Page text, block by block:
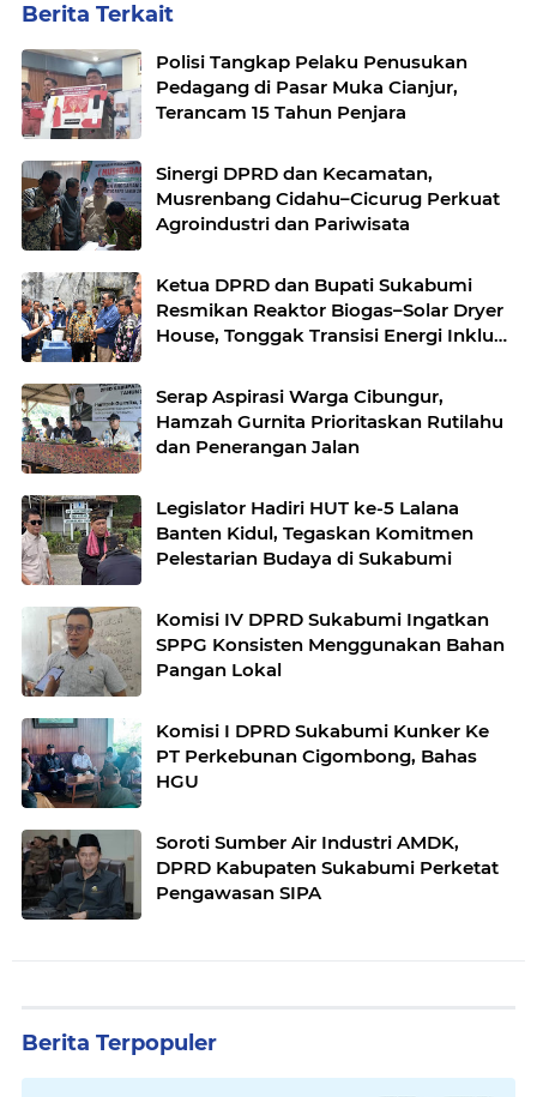
Berita Terkait
Polisi Tangkap Pelaku Penusukan
Pedagang di Pasar Muka Cianjur,
Terancam 15 Tahun Penjara
Sinergi DPRD dan Kecamatan,
Musrenbang Cidahu–Cicurug Perkuat
Agroindustri dan Pariwisata
Ketua DPRD dan Bupati Sukabumi
Resmikan Reaktor Biogas–Solar Dryer
House, Tonggak Transisi Energi Inklusif
Serap Aspirasi Warga Cibungur,
Hamzah Gurnita Prioritaskan Rutilahu
dan Penerangan Jalan
Legislator Hadiri HUT ke-5 Lalana
Banten Kidul, Tegaskan Komitmen
Pelestarian Budaya di Sukabumi
Komisi IV DPRD Sukabumi Ingatkan
SPPG Konsisten Menggunakan Bahan
Pangan Lokal
Komisi I DPRD Sukabumi Kunker Ke
PT Perkebunan Cigombong, Bahas
HGU
Soroti Sumber Air Industri AMDK,
DPRD Kabupaten Sukabumi Perketat
Pengawasan SIPA
Berita Terpopuler